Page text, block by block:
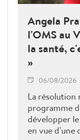
Angela
l'OMS au
la santé,
»
06/08/2026
La résolution
programme
développer
en vue